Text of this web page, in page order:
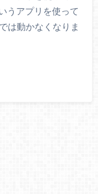
うアプリを使って
は動かなくなりま